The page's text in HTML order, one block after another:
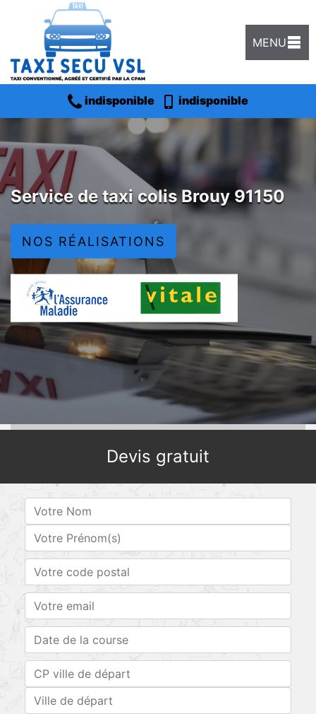
MENU
indisponible indisponible
Service de taxi colis Brouy 91150
NOS RÉALISATIONS
Devis gratuit